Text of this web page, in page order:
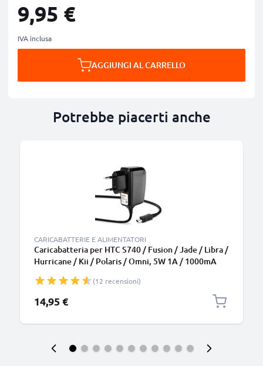
9,95 €
IVA inclusa
AGGIUNGI AL CARRELLO
Potrebbe piacerti anche
CARICABATTERIE E ALIMENTATORI
Caricabatteria per HTC S740 / Fusion / Jade / Libra /
Hurricane / Kii / Polaris / Omni, 5W 1A / 1000mA
(12 recensioni)
14,95 €